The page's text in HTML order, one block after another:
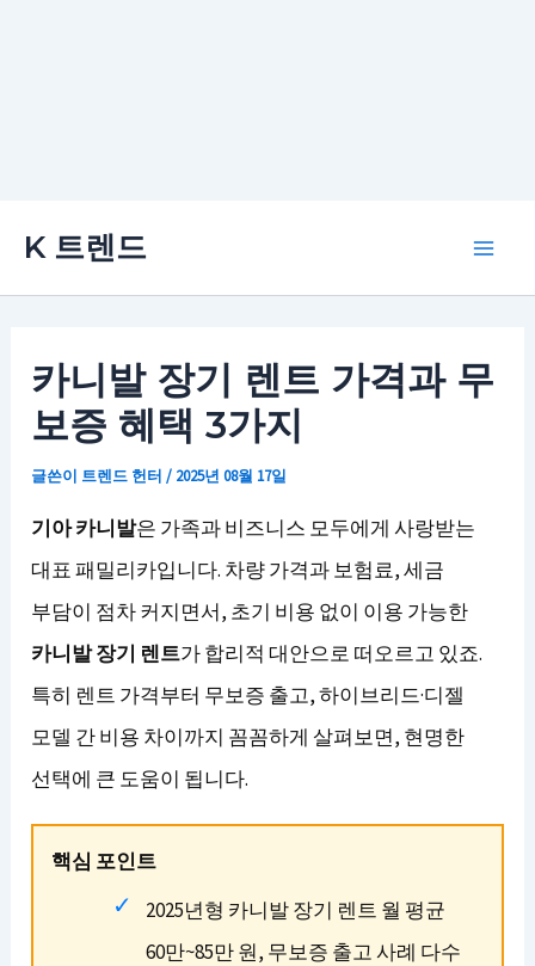
K 트렌드
카니발 장기 렌트 가격과 무
보증 혜택 3가지
글쓴이 트렌드 헌터/ 2025년 08월 17일
기아 카니발은 가족과 비즈니스 모두에게 사랑받는
대표 패밀리카입니다. 차량 가격과 보험료, 세금
부담이 점차 커지면서, 초기 비용 없이 이용 가능한
카니발 장기 렌트가 합리적 대안으로 떠오르고 있죠.
특히 렌트 가격부터 무보증 출고, 하이브리드·디젤
모델 간 비용 차이까지 꼼꼼하게 살펴보면, 현명한
선택에 큰 도움이 됩니다.
핵심 포인트
2025년형 카니발 장기 렌트 월 평균
60만~85만 원, 무보증 출고 사례 다수